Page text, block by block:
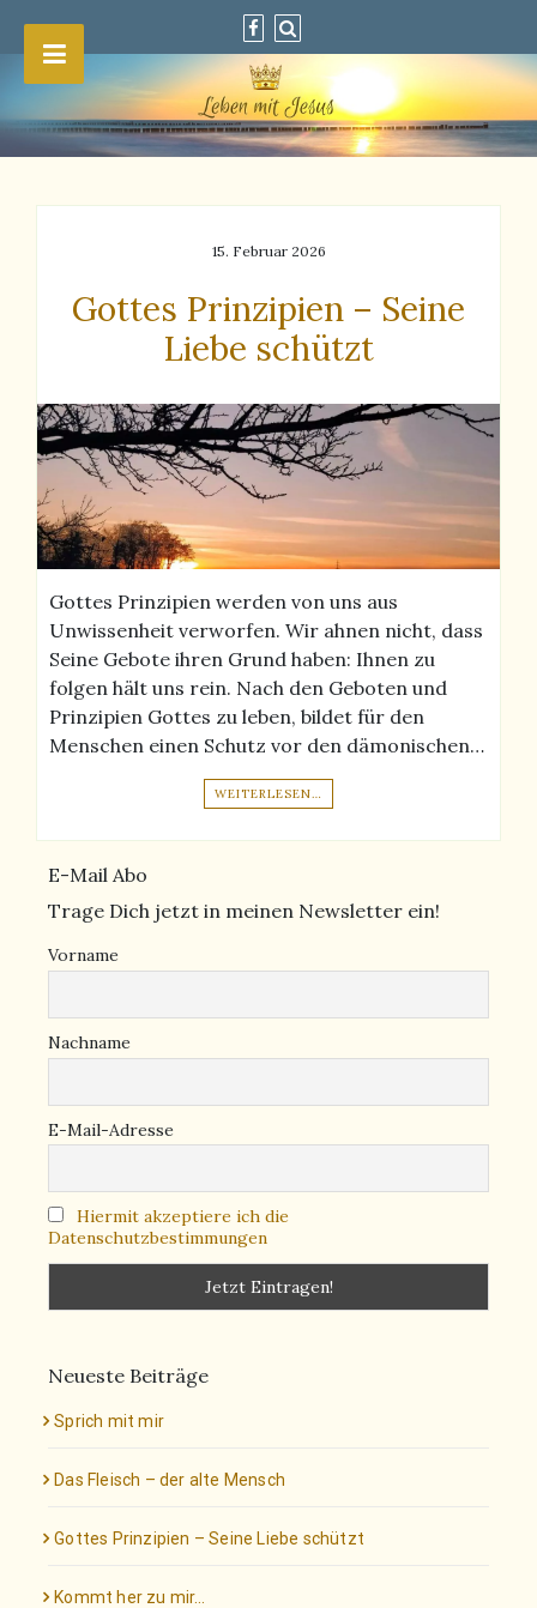
15. Februar 2026
Gottes Prinzipien – Seine
Liebe schützt
Gottes Prinzipien werden von uns aus
Unwissenheit verworfen. Wir ahnen nicht, dass
Seine Gebote ihren Grund haben: Ihnen zu
folgen hält uns rein. Nach den Geboten und
Prinzipien Gottes zu leben, bildet für den
Menschen einen Schutz vor den dämonischen…
WEITERLESEN…
E-Mail Abo
Trage Dich jetzt in meinen Newsletter ein!
Vorname
Nachname
E-Mail-Adresse
Hiermit akzeptiere ich die
Datenschutzbestimmungen
Neueste Beiträge
Sprich mit mir
Das Fleisch – der alte Mensch
Gottes Prinzipien – Seine Liebe schützt
Kommt her zu mir…